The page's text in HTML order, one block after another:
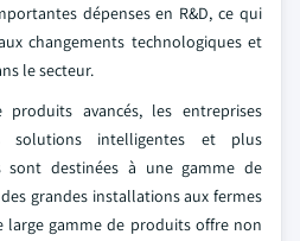
dépenses en R&D, ce qui
changements technologiques et
le secteur.
avancés, les entreprises
solutions intelligentes et plus
sont destinées à une gamme de
grandes installations aux fermes
large gamme de produits offre non